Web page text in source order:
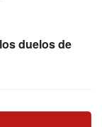
duelos de